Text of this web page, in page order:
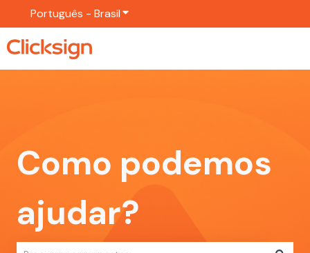
Português - BrasilMostrar submenu para traduções
Como podemos
ajudar?